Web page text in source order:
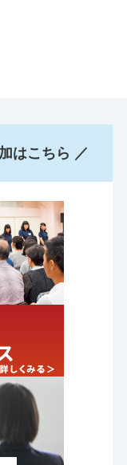
はこちら ／